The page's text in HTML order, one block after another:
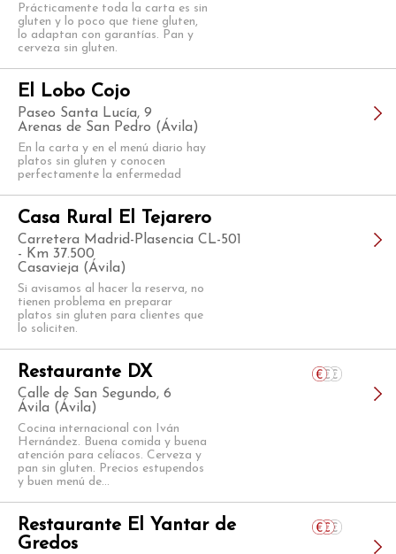
Prácticamente toda la carta es sin
gluten y lo poco que tiene gluten,
lo adaptan con garantías. Pan y
cerveza sin gluten.
El Lobo Cojo
Paseo Santa Lucía, 9
Arenas de San Pedro (Ávila)
En la carta y en el menú diario hay
platos sin gluten y conocen
perfectamente la enfermedad
Casa Rural El Tejarero
Carretera Madrid-Plasencia CL-501
- Km 37.500
Casavieja (Ávila)
Si avisamos al hacer la reserva, no
tienen problema en preparar
platos sin gluten para clientes que
lo soliciten.
Restaurante DX
Calle de San Segundo, 6
Ávila (Ávila)
Cocina internacional con Iván
Hernández. Buena comida y buena
atención para celíacos. Cerveza y
pan sin gluten. Precios estupendos
y buen menú de...
Restaurante El Yantar de
Gredos